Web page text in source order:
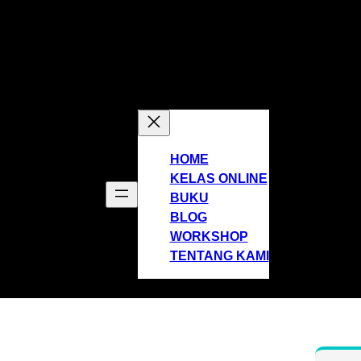
HOME
KELAS ONLINE
BUKU
BLOG
WORKSHOP
TENTANG KAMI